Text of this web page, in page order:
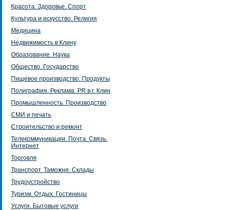
Красота. Здоровье. Спорт
Культура и искусство. Религия
Медицина
Недвижимость в Клину
Образование. Наука
Общество. Государство
Пищевое производство. Продукты
Полиграфия. Реклама. PR в г. Клин
Промышленность. Производство
СМИ и печать
Строительство и ремонт
Телекоммуникации. Почта. Связь.
Интернет
Торговля
Транспорт. Таможня. Склады
Трудоустройство
Туризм. Отдых. Гостиницы
Услуги. Бытовые услуги